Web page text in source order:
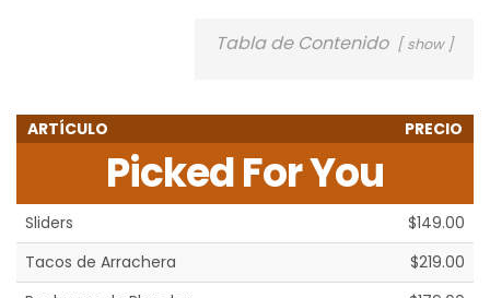
Tabla de Contenido show
ARTÍCULO PRECIO
Picked For You
Sliders
$149.00
Tacos de Arrachera
$219.00